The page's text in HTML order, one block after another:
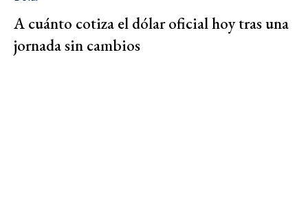
A cuánto cotiza el dólar oficial hoy tras una
jornada sin cambios